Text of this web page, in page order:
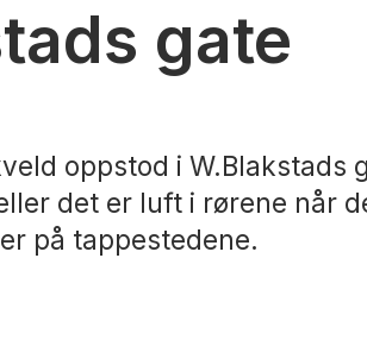
gate
oppstod i W.Blakstads
det er luft i rørene når
på tappestedene.